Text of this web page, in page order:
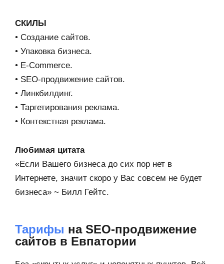
СКИЛЫ
• Создание сайтов.
• Упаковка бизнеса.
• E-Commerce.
• SEO-продвижение сайтов.
• Линкбилдинг.
• Таргетирования реклама.
• Контекстная реклама.
Любимая цитата
«Если Вашего бизнеса до сих пор нет в
Интернете, значит скоро у Вас совсем не будет
бизнеса» ~ Билл Гейтс.
Тарифы на SEO-продвижение
сайтов в Евпатории